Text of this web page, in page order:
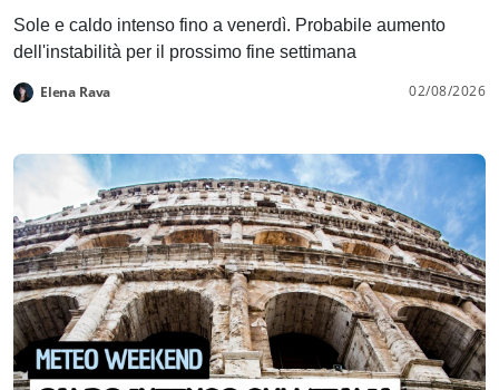
Sole e caldo intenso fino a venerdì. Probabile aumento
dell'instabilità per il prossimo fine settimana
Elena Rava 02/08/2026